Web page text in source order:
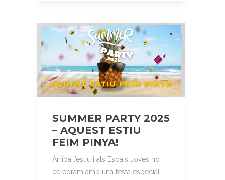
SUMMER PARTY 2025
– AQUEST ESTIU
FEIM PINYA!
Arriba l’estiu i als Espais Joves ho
celebram amb una festa especial